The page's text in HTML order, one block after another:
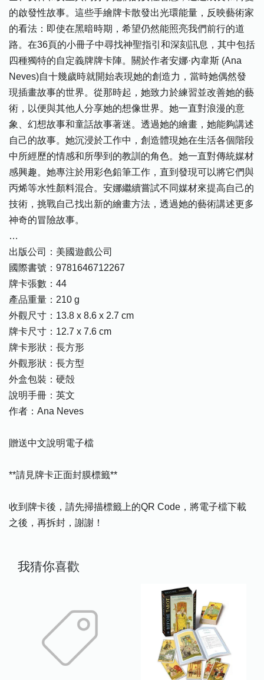
的啟發性故事。這些手繪牌卡散發出光環能量，反映藝術家
的看法：即使在黑暗時期，希望仍然能照亮我們前行的道
路。在36頁的小冊子中尋找神聖指引和深刻訊息，其中包括
四種獨特的自定義牌牌卡陣。關於作者安娜·內韋斯 (Ana
Neves)自十幾歲時就開始表現她的創造力，當時她偶然發
現插畫故事的世界。從那時起，她致力於練習並改善她的藝
術，以便與其他人分享她的想像世界。她一直對浪漫的意
象、幻想故事和童話故事著迷。透過她的繪畫，她能夠講述
自己的故事。她沉浸於工作中，創造體現她在生活各個階段
中所經歷的情感和所學到的教訓的角色。她一直對傳統媒材
感興趣。她專注於用彩色鉛筆工作，直到發現可以將它們與
丙烯等水性顏料混合。安娜繼續嘗試不同媒材來提高自己的
技術，挑戰自己找出新的繪畫方法，透過她的藝術講述更多
神奇的冒險故事。
…
出版公司：美國遊戲公司
國際書號：9781646712267
牌卡張數：44
產品重量：210 g
外觀尺寸：13.8 x 8.6 x 2.7 cm
牌卡尺寸：12.7 x 7.6 cm
牌卡形狀：長方形
外觀形狀：長方型
外盒包裝：硬殻
說明手冊：英文
作者：Ana Neves
贈送中文說明電子檔
**請見牌卡正面封膜標籤**
收到牌卡後，請先掃描標籤上的QR Code，將電子檔下載
之後，再拆封，謝謝！
我猜你喜歡